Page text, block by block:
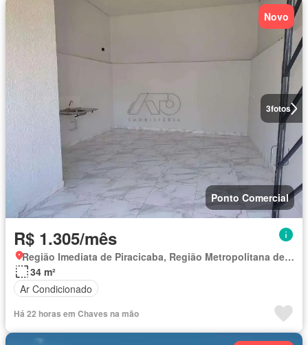
3fotos
Novo
Ponto Comercial
R$ 1.305/mês
Região Imediata de Piracicaba, Região Metropolitana de Piracicaba
34 m²
Ar Condicionado
Há 22 horas em Chaves na mão